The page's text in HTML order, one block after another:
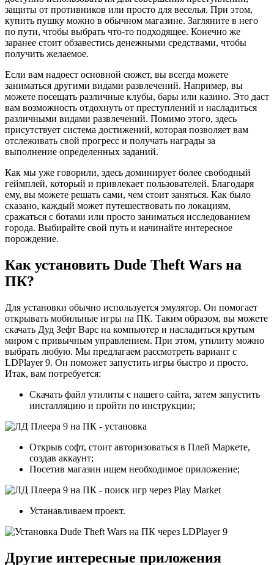
защиты от противников или просто для веселья. При этом,
купить пушку можно в обычном магазине. Загляните в него
по пути, чтобы выбрать что-то подходящее. Конечно же
заранее стоит обзавестись денежными средствами, чтобы
получить желаемое.
Если вам надоест основной сюжет, вы всегда можете
заниматься другими видами развлечений. Например, вы
можете посещать различные клубы, бары или казино. Это даст
вам возможность отдохнуть от преступлений и насладиться
различными видами развлечений. Помимо этого, здесь
присутствует система достижений, которая позволяет вам
отслеживать свой прогресс и получать награды за
выполнение определенных заданий.
Как мы уже говорили, здесь доминирует более свободный
геймплей, который и привлекает пользователей. Благодаря
ему, вы можете решать сами, чем стоит заняться. Как было
сказано, каждый может путешествовать по локациям,
сражаться с ботами или просто заниматься исследованием
города. Выбирайте свой путь и начинайте интересное
порождение.
Как установить Dude Theft Wars на
ПК?
Для установки обычно используется эмулятор. Он помогает
открывать мобильные игры на ПК. Таким образом, вы можете
скачать Дуд Зефт Варс на компьютер и насладиться крутым
миром с привычным управлением. При этом, утилиту можно
выбрать любую. Мы предлагаем рассмотреть вариант с
LDPlayer 9. Он поможет запустить игры быстро и просто.
Итак, вам потребуется:
Скачать файл утилиты с нашего сайта, затем запустить
инсталляцию и пройти по инструкции;
Открыв софт, стоит авторизоваться в Плей Маркете,
создав аккаунт;
Посетив магазин ищем необходимое приложение;
Устанавливаем проект.
Другие интересные приложения